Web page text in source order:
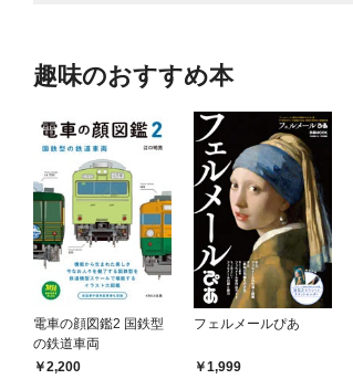
趣味のおすすめ本
電車の顔図鑑2 国鉄型
の鉄道車両
2,200
フェルメールぴあ
1,999